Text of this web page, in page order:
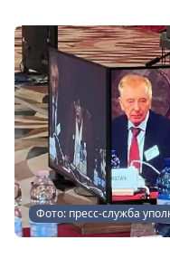
Фото: пресс-служба